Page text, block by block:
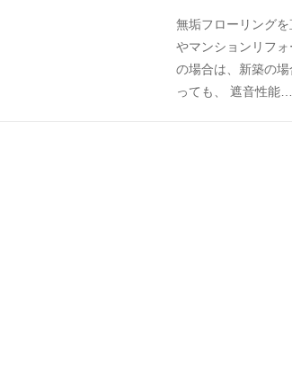
無垢フローリング
やマンションリフ
の場合は、新築の
っても、 遮音性能…